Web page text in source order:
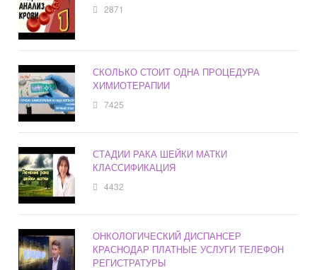
2871
СКОЛЬКО СТОИТ ОДНА ПРОЦЕДУРА
ХИМИОТЕРАПИИ
7425
СТАДИИ РАКА ШЕЙКИ МАТКИ
КЛАССИФИКАЦИЯ
4432
ОНКОЛОГИЧЕСКИЙ ДИСПАНСЕР
КРАСНОДАР ПЛАТНЫЕ УСЛУГИ ТЕЛЕФОН
РЕГИСТРАТУРЫ